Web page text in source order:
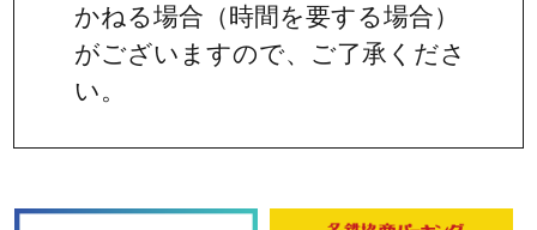
かねる場合（時間を要する場合）
がございますので、ご了承くださ
い。